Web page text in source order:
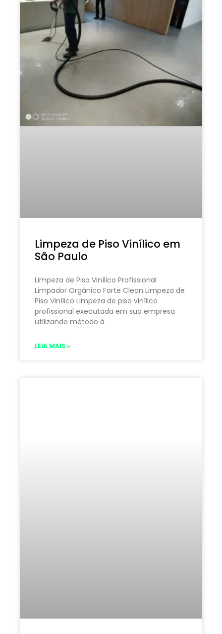
Limpeza de Piso Vinílico em
São Paulo
Limpeza de Piso Vinílico Profissional
Limpador Orgânico Forte Clean Limpeza de
Piso Vinílico Limpeza de piso vinílico
profissional executada em sua empresa
utilizando método á
LEIA MAIS »